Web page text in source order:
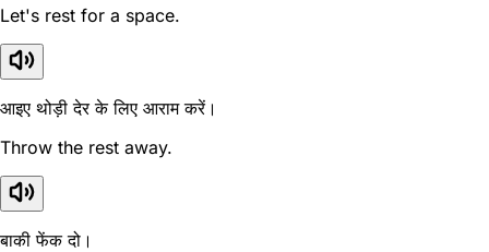
Let's rest for a space.
आइए थोड़ी देर के लिए आराम करें।
Throw the rest away.
बाकी फेंक दो।